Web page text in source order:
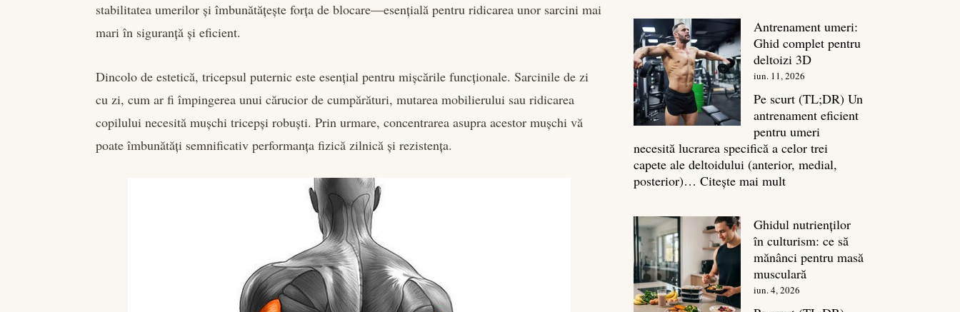
stabilitatea umerilor și îmbunătățește forța de blocare—esențială pentru ridicarea unor sarcini mai
mari în siguranță și eficient.
Dincolo de estetică, tricepsul puternic este esențial pentru mișcările funcționale. Sarcinile de zi
cu zi, cum ar fi împingerea unui cărucior de cumpărături, mutarea mobilierului sau ridicarea
copilului necesită mușchi tricepși robuști. Prin urmare, concentrarea asupra acestor mușchi vă
poate îmbunătăți semnificativ performanța fizică zilnică și rezistența.
culturism:
Inamicul
tăcut
al
masei
musculare
Antrenament umeri:
Ghid complet pentru
deltoizi 3D
iun. 11, 2026
Pe scurt (TL;DR) Un
antrenament eficient
pentru umeri
necesită lucrarea specifică a celor trei
capete ale deltoidului (anterior, medial,
posterior)…Citește mai mult:
Ghid
complet
pentru
deltoizi
3D
Ghidul nutrienților
în culturism: ce să
mănânci pentru masă
musculară
iun. 4, 2026